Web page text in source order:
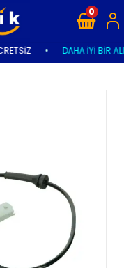
• DAHA İYİ BİR
0